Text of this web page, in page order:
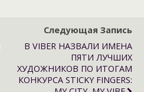
Следующая Запись
В VIBER НАЗВАЛИ ИМЕНА
ПЯТИ ЛУЧШИХ
ХУДОЖНИКОВ ПО ИТОГАМ
КОНКУРСА STICKY FINGERS: